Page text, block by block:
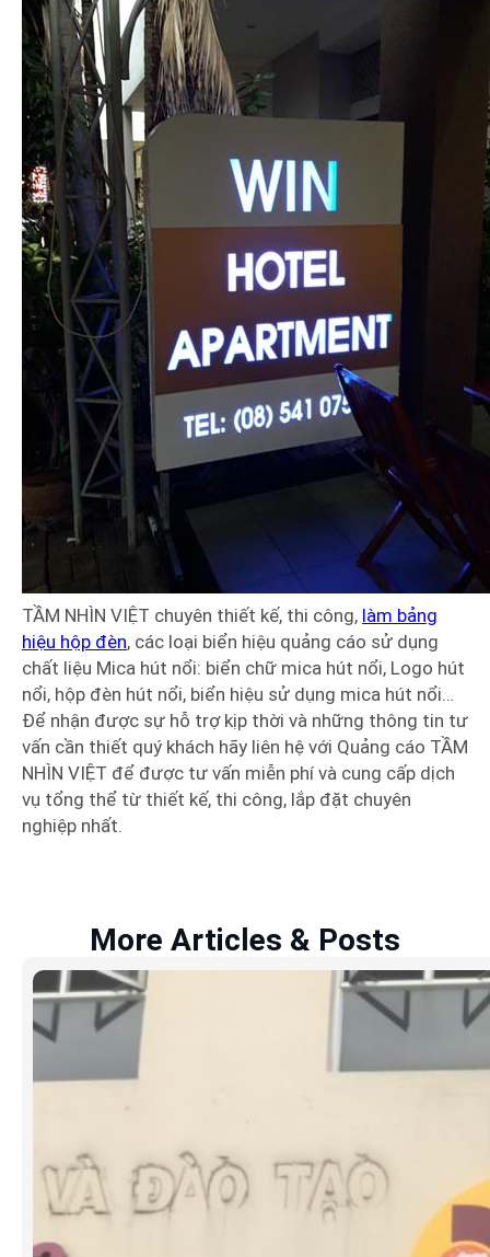
TẦM NHÌN VIỆT chuyên thiết kế, thi công, làm bảng
hiệu hộp đèn, các loại biển hiệu quảng cáo sử dụng
chất liệu Mica hút nổi: biển chữ mica hút nổi, Logo hút
nổi, hộp đèn hút nổi, biển hiệu sử dụng mica hút nổi…
Để nhận được sự hỗ trợ kịp thời và những thông tin tư
vấn cần thiết quý khách hãy liên hệ với Quảng cáo TẦM
NHÌN VIỆT để được tư vấn miễn phí và cung cấp dịch
vụ tổng thể từ thiết kế, thi công, lắp đặt chuyên
nghiệp nhất.
More Articles & Posts